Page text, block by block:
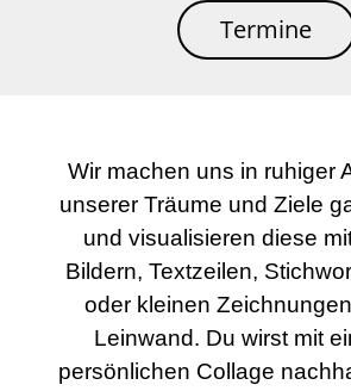
Termine
Wir machen uns in ruhiger
unserer Träume und Ziele
und visualisieren diese
Bildern, Textzeilen,
oder kleinen
Leinwand. Du wirst mit
persönlichen Collage